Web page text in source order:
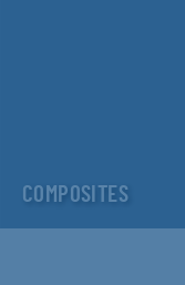
COMPOSITES